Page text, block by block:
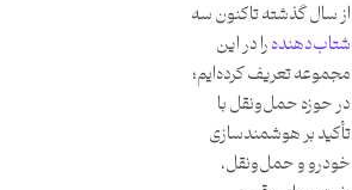
از سال گذشته تاکنون سه
شتاب‌دهندهرا در این
مجموعه تعریف کرده‌ایم؛
در حوزه حمل‌ونقل با
تأکید بر هوشمندسازی
خودرو و حمل‌ونقل،